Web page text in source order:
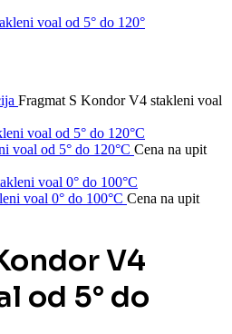
Fragmat S Kondor V4 stakleni voal
voal od 5° do 120°C Cena na upit
voal 0° do 100°C Cena na upit
V4
od 5° do